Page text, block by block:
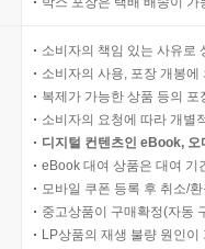
소비자의 책임 있는 사유로
소비자의 사용, 포장 개봉
복제가 가능한 상품 등의
소비자의 요청에 따라 개별
디지털 컨텐츠인 eBook,
eBook 대여 상품은 대여 기
모바일 쿠폰 등록 후 취소/
중고상품이 구매확정(자동
LP상품의 재생 불량 원인